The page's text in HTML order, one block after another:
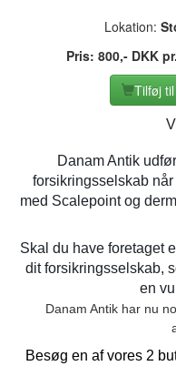
Lokation:
Pris: 800,- DKK
Tilføj
Danam Antik
forsikringsselskab
med Scalepoint og
Skal du have foretaget
dit forsikringsselskab,
en
Danam Antik har nu
Besøg en af vores 2